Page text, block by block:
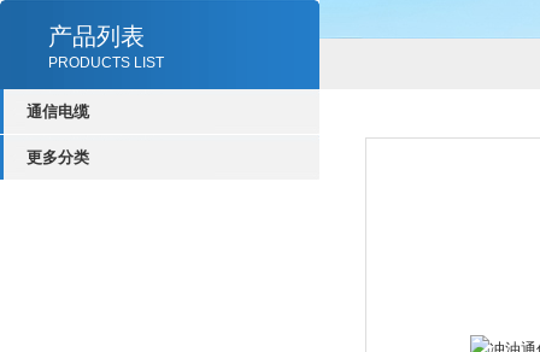
产品列表
PRODUCTS LIST
通信电缆
更多分类